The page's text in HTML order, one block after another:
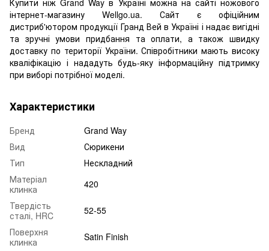
інтернет-магазину Wellgo.ua. Сайт є офіційним
дистриб'ютором продукції Гранд Вей в Україні і надає вигідні
та зручні умови придбання та оплати, а також швидку
доставку по території України. Співробітники мають високу
кваліфікацію і нададуть будь-яку інформаційну підтримку
при виборі потрібної моделі.
Характеристики
Бренд
Grand Way
Вид
Сюрикени
Тип
Нескладний
Матеріал
клинка
420
Твердість
сталі, HRC
52-55
Поверхня
клинка
Satin Finish